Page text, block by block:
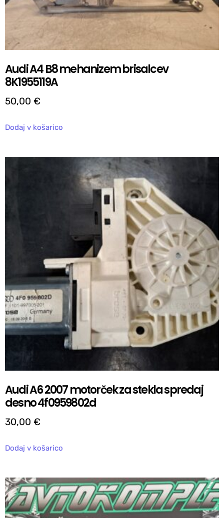
Audi A4 B8 mehanizem brisalcev
8K1955119A
50,00 €
Dodaj v košarico
Audi A6 2007 motorček za stekla spredaj
desno 4f0959802d
30,00 €
Dodaj v košarico